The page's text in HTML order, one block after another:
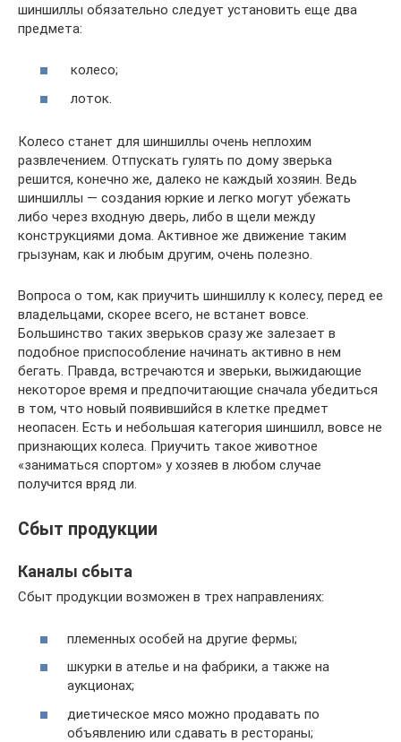
шиншиллы обязательно следует установить еще два
предмета:
колесо;
лоток.
Колесо станет для шиншиллы очень неплохим
развлечением. Отпускать гулять по дому зверька
решится, конечно же, далеко не каждый хозяин. Ведь
шиншиллы — создания юркие и легко могут убежать
либо через входную дверь, либо в щели между
конструкциями дома. Активное же движение таким
грызунам, как и любым другим, очень полезно.
Вопроса о том, как приучить шиншиллу к колесу, перед ее
владельцами, скорее всего, не встанет вовсе.
Большинство таких зверьков сразу же залезает в
подобное приспособление начинать активно в нем
бегать. Правда, встречаются и зверьки, выжидающие
некоторое время и предпочитающие сначала убедиться
в том, что новый появившийся в клетке предмет
неопасен. Есть и небольшая категория шиншилл, вовсе не
признающих колеса. Приучить такое животное
«заниматься спортом» у хозяев в любом случае
получится вряд ли.
Сбыт продукции
Каналы сбыта
Сбыт продукции возможен в трех направлениях:
племенных особей на другие фермы;
шкурки в ателье и на фабрики, а также на
аукционах;
диетическое мясо можно продавать по
объявлению или сдавать в рестораны;